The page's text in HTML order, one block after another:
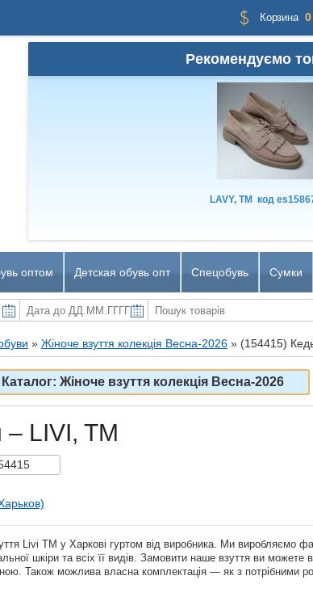
Корзина 0
Рекомендуємо
LAVY, TM код
оптом Детская обувь опт Спецобувь Сумки
» Жіноче взуття колекція Весна-2026» (154415)
Каталог: Жіноче взуття колекція Весна-2026
LIVI, TM
Livi TM у Харкові гуртом від виробника. Ми виробляємо
шкіри та всіх її видів. Замовити наше взуття ви можете
Також можлива власна комплектація — як з потрібними